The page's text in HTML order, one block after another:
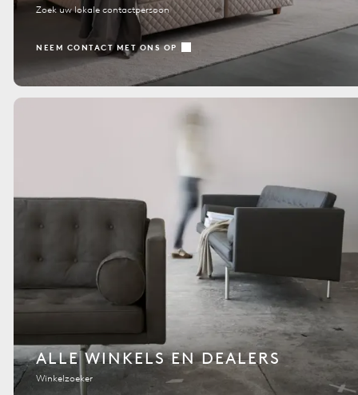
Zoek uw lokale contactpersoon
NEEM CONTACT MET ONS OP
ALLE WINKELS EN DEALERS
Winkelzoeker